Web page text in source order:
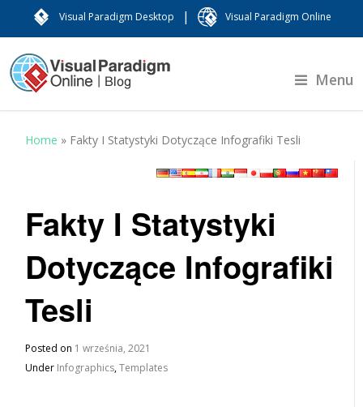
Visual Paradigm Desktop | Visual Paradigm Online
Menu
Home » Fakty I Statystyki Dotyczące Infografiki Tesli
Fakty I Statystyki
Dotyczące Infografiki
Tesli
Posted on 1 września, 2021
Under Infographics,Templates